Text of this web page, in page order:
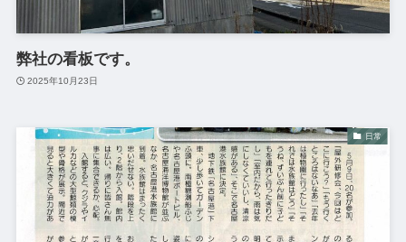
弊社の看板です。
2025年10月23日
日常